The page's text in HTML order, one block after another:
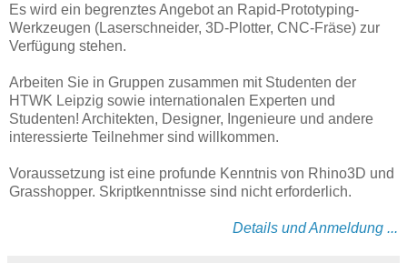
Es wird ein begrenztes Angebot an Rapid-Prototyping-
Werkzeugen (Laserschneider, 3D-Plotter, CNC-Fräse) zur
Verfügung stehen.
Arbeiten Sie in Gruppen zusammen mit Studenten der
HTWK Leipzig sowie internationalen Experten und
Studenten! Architekten, Designer, Ingenieure und andere
interessierte Teilnehmer sind willkommen.
Voraussetzung ist eine profunde Kenntnis von Rhino3D und
Grasshopper. Skriptkenntnisse sind nicht erforderlich.
Details und Anmeldung ...